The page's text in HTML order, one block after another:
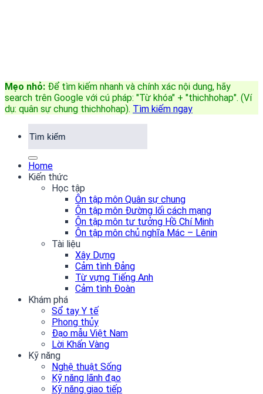
Mẹo nhỏ: Để tìm kiếm nhanh và chính xác nội dung, hãy
search trên Google với cú pháp: "Từ khóa" + "thichhohap". (Ví
dụ: quân sự chung thichhohap). Tìm kiếm ngay
Home
Kiến thức
Học tập
Ôn tập môn Quân sự chung
Ôn tập môn Đường lối cách mạng
Ôn tập môn tư tưởng Hồ Chí Minh
Ôn tập môn chủ nghĩa Mác – Lênin
Tài liệu
Xây Dựng
Cảm tình Đảng
Từ vựng Tiếng Anh
Cảm tình Đoàn
Khám phá
Sổ tay Y tế
Phong thủy
Đạo mẫu Việt Nam
Lời Khấn Vàng
Kỹ năng
Nghệ thuật Sống
Kỹ năng lãnh đạo
Kỹ năng giao tiếp